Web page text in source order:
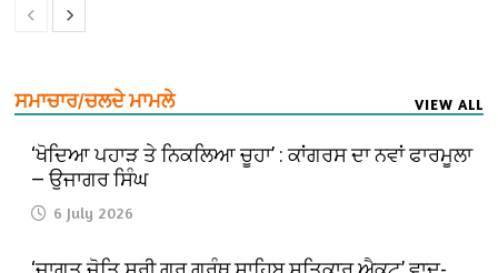
ਸਮਾਚਾਰ/ਚਲਦੇ ਮਾਮਲੇ VIEW ALL
‘ਖੋਦਿਆ ਪਹਾੜ ਤੇ ਨਿਕਲਿਆ ਚੂਹਾ’ : ਕਾਂਗਰਸ ਦਾ ਨਵਾਂ ਫਾਰਮੂਲਾ
— ਉਜਾਗਰ ਸਿੰਘ
6 July 2026